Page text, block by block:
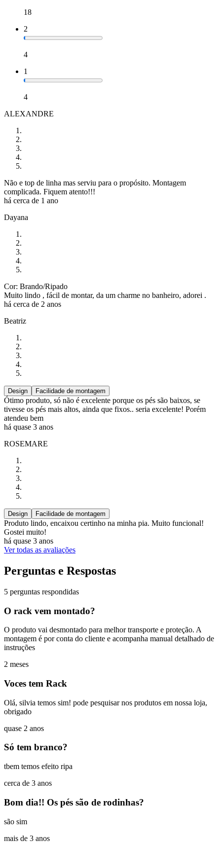
18
2
4
1
4
ALEXANDRE
Não e top de linha mas serviu para o propósito. Montagem
complicada. Fiquem atento!!!
há cerca de 1 ano
Dayana
Cor: Brando/Ripado
Muito lindo , fácil de montar, da um charme no banheiro, adorei .
há cerca de 2 anos
Beatriz
Design Facilidade de montagem
Ótimo produto, só não é excelente porque os pés são baixos, se
tivesse os pés mais altos, ainda que fixos.. seria excelente! Porém
atendeu bem
há quase 3 anos
ROSEMARE
Design Facilidade de montagem
Produto lindo, encaixou certinho na minha pia. Muito funcional!
Gostei muito!
há quase 3 anos
Ver todas as avaliações
Perguntas e Respostas
5 perguntas respondidas
O rack vem montado?
O produto vai desmontado para melhor transporte e proteção. A
montagem é por conta do cliente e acompanha manual detalhado de
instruções
2 meses
Voces tem Rack
Olá, silvia temos sim! pode pesquisar nos produtos em nossa loja,
obrigado
quase 2 anos
Só tem branco?
tbem temos efeito ripa
cerca de 3 anos
Bom dia!! Os pés são de rodinhas?
são sim
mais de 3 anos